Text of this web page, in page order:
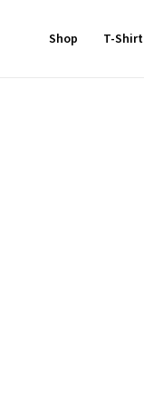
Shop T-Shirt